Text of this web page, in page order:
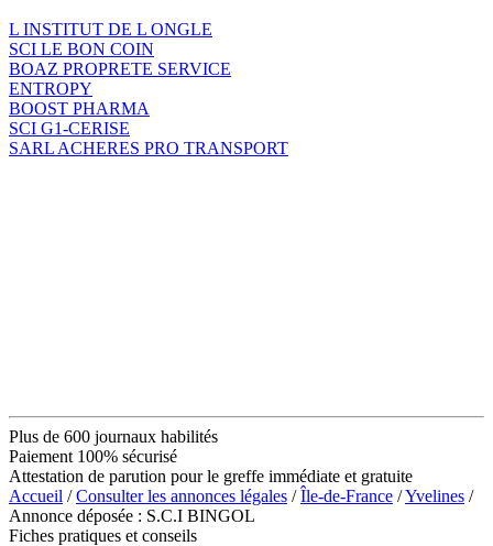
L INSTITUT DE L ONGLE
SCI LE BON COIN
BOAZ PROPRETE SERVICE
ENTROPY
BOOST PHARMA
SCI G1-CERISE
SARL ACHERES PRO TRANSPORT
Plus de 600 journaux habilités
Paiement 100% sécurisé
Attestation de parution pour le greffe immédiate et gratuite
Accueil /Consulter les annonces légales /Île-de-France /Yvelines /
Annonce déposée : S.C.I BINGOL
Fiches pratiques et conseils